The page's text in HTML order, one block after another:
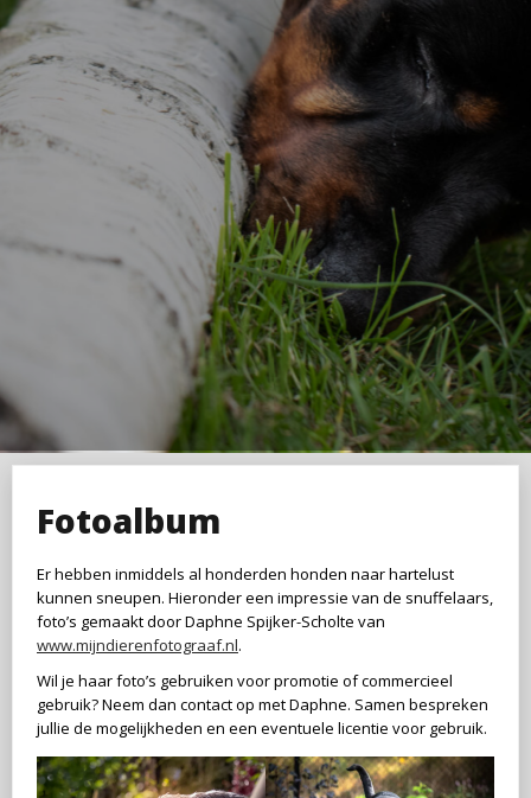
Fotoalbum
Er hebben inmiddels al honderden honden naar hartelust
kunnen sneupen. Hieronder een impressie van de snuffelaars,
foto’s gemaakt door Daphne Spijker-Scholte van
www.mijndierenfotograaf.nl.
Wil je haar foto’s gebruiken voor promotie of commercieel
gebruik? Neem dan contact op met Daphne. Samen bespreken
jullie de mogelijkheden en een eventuele licentie voor gebruik.